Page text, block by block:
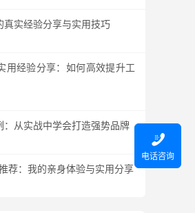
真实经验分享与实用技巧
用经验分享：如何高效提升工
：从实战中学会打造强势品牌
荐：我的亲身体验与实用分享

电话咨询